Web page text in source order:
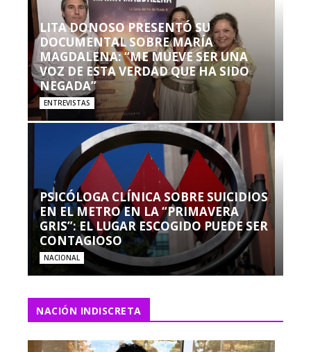
LITA DONOSO PRESENTÓ SU
DOCUMENTAL SOBRE MARÍA
MAGDALENA: “ME MUEVE SER UNA
VOZ DE ESTA VERDAD QUE HA SIDO
NEGADA”
ENTREVISTAS
PSICÓLOGA CLÍNICA SOBRE SUICIDIOS
EN EL METRO EN LA “PRIMAVERA
GRIS”: EL LUGAR ESCOGIDO PUEDE SER
CONTAGIOSO
NACIONAL
NACIÓN INDISCRETA